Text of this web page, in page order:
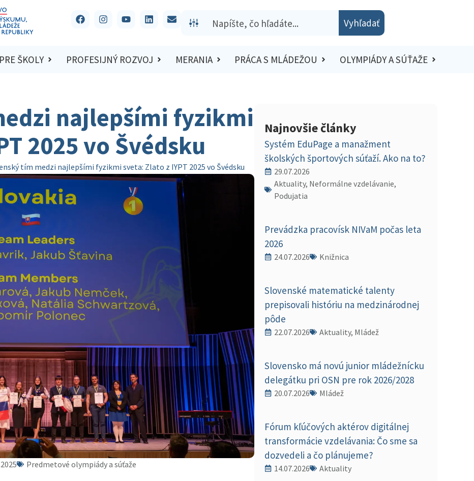
Vyhľadať
PRE ŠKOLY PROFESIJNÝ ROZVOJ MERANIA PRÁCA S MLÁDEŽOU OLYMPIÁDY A SÚŤAŽE
najlepšími fyzikmi
2025 vo Švédsku
tím medzi najlepšími fyzikmi sveta: Zlato z IYPT 2025 vo Švédsku
Predmetové olympiády a súťaže
Najnovšie články
Systém EduPage a manažment
školských športových súťaží. Ako na to?
29.07.2026
Aktuality, Neformálne vzdelávanie,
Podujatia
Prevádzka pracovísk NIVaM počas leta
2026
24.07.2026 Knižnica
Slovenské matematické talenty
prepisovali históriu na medzinárodnej
pôde
22.07.2026 Aktuality, Mládež
Slovensko má novú junior mládežnícku
delegátku pri OSN pre rok 2026/2028
20.07.2026 Mládež
Fórum kľúčových aktérov digitálnej
transformácie vzdelávania: Čo sme sa
dozvedeli a čo plánujeme?
14.07.2026 Aktuality